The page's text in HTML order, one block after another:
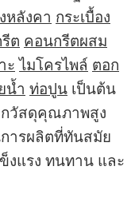
หลังคา กระเบื้อง
ต คอนกรีตผสม
ะ ไมโครไพล์ ตอก
น้ำ ท่อปูน เป็นต้น
กวัสดุคุณภาพสูง
ารผลิตที่ทันสมัย
งแรง ทนทาน และ